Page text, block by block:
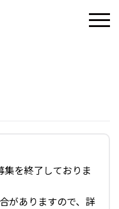
集を終了しておりま
がありますので、詳